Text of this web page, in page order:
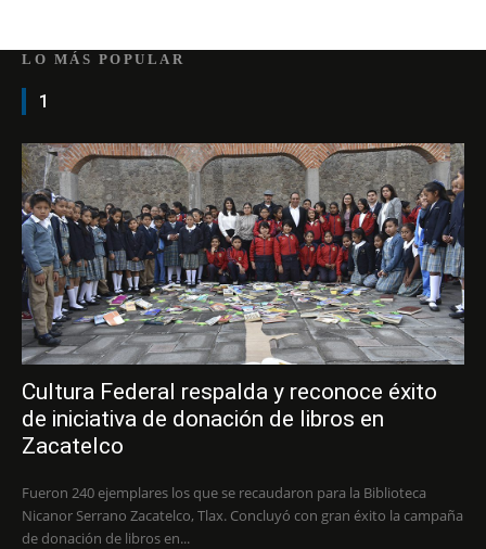
LO MÁS POPULAR
1
Cultura Federal respalda y reconoce éxito
de iniciativa de donación de libros en
Zacatelco
Fueron 240 ejemplares los que se recaudaron para la Biblioteca
Nicanor Serrano Zacatelco, Tlax. Concluyó con gran éxito la campaña
de donación de libros en...